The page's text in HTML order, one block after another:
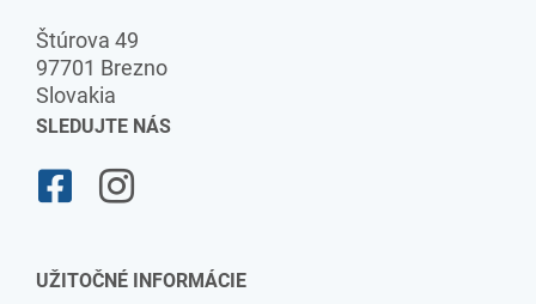
Štúrova 49
97701 Brezno
Slovakia
SLEDUJTE NÁS
UŽITOČNÉ INFORMÁCIE